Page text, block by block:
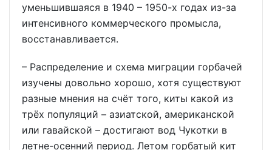
уменьшившаяся в 1940 – 1950-х годах из-за
интенсивного коммерческого промысла,
восстанавливается.
– Распределение и схема миграции горбачей
изучены довольно хорошо, хотя существуют
разные мнения на счёт того, киты какой из
трёх популяций – азиатской, американской
или гавайской – достигают вод Чукотки в
летне-осенний период. Летом горбатый кит